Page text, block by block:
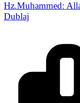
Hz.Muhammed:
Dublaj